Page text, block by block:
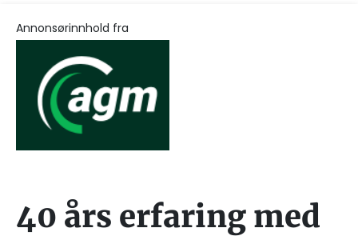
Annonsørinnhold fra
40 års erfaring med